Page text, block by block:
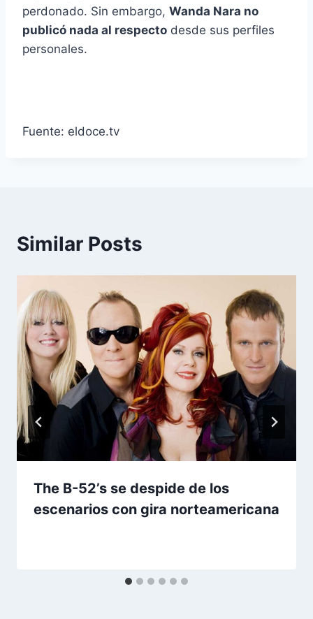
perdonado. Sin embargo, Wanda Nara no
publicó nada al respecto desde sus perfiles
personales.
Fuente: eldoce.tv
Similar Posts
The B-52’s se despide de los
escenarios con gira norteamericana